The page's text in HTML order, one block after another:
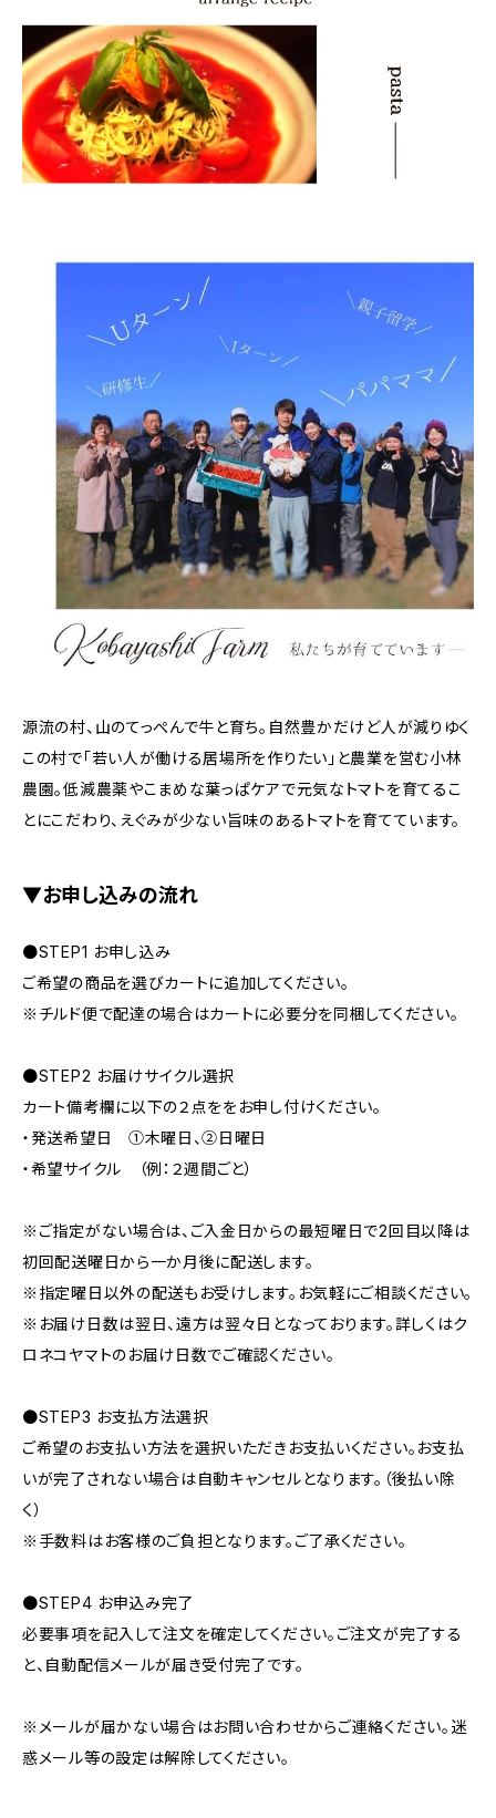
源流の村、山のてっぺんで牛と育ち。自然豊かだけど人が減りゆく
この村で「若い人が働ける居場所を作りたい」と農業を営む小林
農園。低減農薬やこまめな葉っぱケアで元気なトマトを育てるこ
とにこだわり、えぐみが少ない旨味のあるトマトを育てています。
▼お申し込みの流れ
●STEP1 お申し込み
ご希望の商品を選びカートに追加してください。
※チルド便で配達の場合はカートに必要分を同梱してください。
●STEP2 お届けサイクル選択
カート備考欄に以下の２点ををお申し付けください。
・発送希望日 ①木曜日、②日曜日
・希望サイクル （例：２週間ごと）
※ご指定がない場合は、ご入金日からの最短曜日で2回目以降は
初回配送曜日から一か月後に配送します。
※指定曜日以外の配送もお受けします。お気軽にご相談ください。
※お届け日数は翌日、遠方は翌々日となっております。詳しくはク
ロネコヤマトのお届け日数でご確認ください。
●STEP3 お支払方法選択
ご希望のお支払い方法を選択いただきお支払いください。お支払
いが完了されない場合は自動キャンセルとなります。（後払い除
く）
※手数料はお客様のご負担となります。ご了承ください。
●STEP4 お申込み完了
必要事項を記入して注文を確定してください。ご注文が完了する
と、自動配信メールが届き受付完了です。
※メールが届かない場合はお問い合わせからご連絡ください。迷
惑メール等の設定は解除してください。